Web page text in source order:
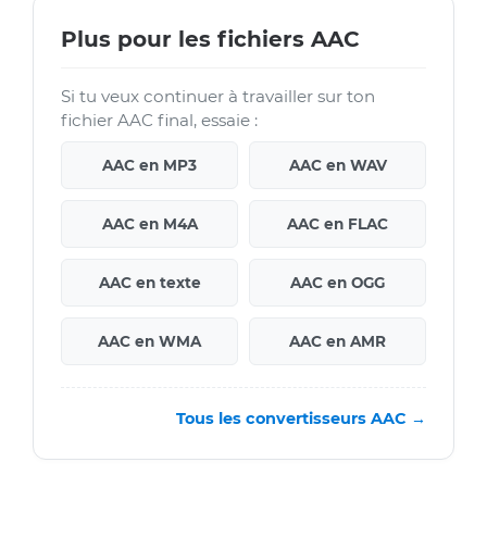
Plus pour les fichiers AAC
Si tu veux continuer à travailler sur ton
fichier AAC final, essaie :
AAC en MP3 AAC en WAV
AAC en M4A AAC en FLAC
AAC en texte AAC en OGG
AAC en WMA AAC en AMR
Tous les convertisseurs AAC →